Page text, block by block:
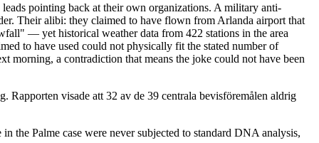
pointing back at their own organizations. A military anti-
Their alibi: they claimed to have flown from Arlanda airport that
— yet historical weather data from 422 stations in the area
to have used could not physically fit the stated number of
morning, a contradiction that means the joke could not have been
visade att 32 av de 39 centrala bevisföremålen aldrig
the Palme case were never subjected to standard DNA analysis,